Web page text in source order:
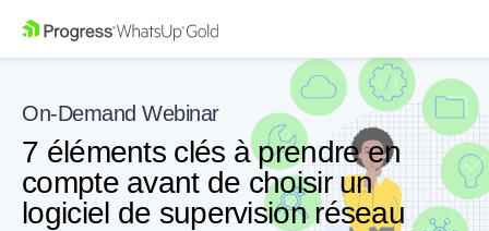
On-Demand Webinar
7 éléments clés à prendre en
compte avant de choisir un
logiciel de supervision réseau